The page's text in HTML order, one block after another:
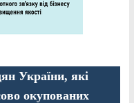
України, які
окупованих